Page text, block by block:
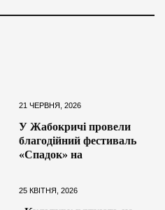
21 ЧЕРВНЯ, 2026
У Жабокричі провели
благодійний фестиваль
«Спадок» на
25 КВІТНЯ, 2026